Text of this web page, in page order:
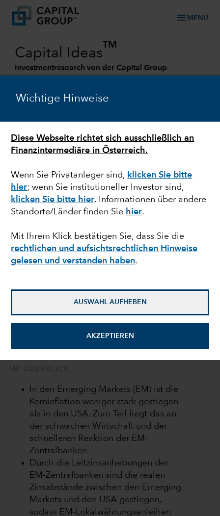
Wichtige Hinweise
Diese Webseite richtet sich ausschließlich an
Finanzintermediäre in Österreich.
Wenn Sie Privatanleger sind, klicken Sie bitte
hier; wenn Sie institutioneller Investor sind,
klicken Sie bitte hier. Informationen über andere
Standorte/Länder finden Sie hier.
Mit Ihrem Klick bestätigen Sie, dass Sie die
rechtlichen und aufsichtsrechtlichen Hinweise
gelesen und verstanden haben.
AUSWAHL AUFHEBEN
AKZEPTIEREN
menu MENU
Capital Ideas
TM
Investmentresearch von der Capital Group
MARKTVOLATILITÄT
Mehrwertchancen mit
Lokalwährungsanleihen
13. Mai 2022
In den Emerging Markets (EM) ist die
Kerninflation weniger stark gestiegen
als in den USA. Zum Teil liegt das an
der schwachen Wirtschaft und der
schnelleren Reaktion der EM-
Zentralbanken.
Durch die Leitzinsanhebungen der
EM-Zentralbanken sind die realen
Zinsabstände zwischen den Emerging
Markets und den USA gestiegen,
sodass EM-Lokalwährungsanleihen